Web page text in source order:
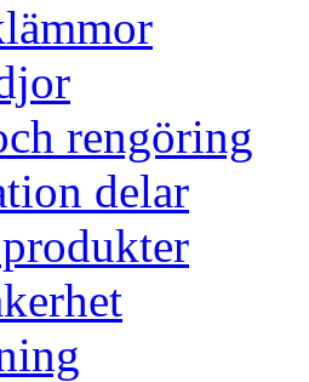
rengöring
delar